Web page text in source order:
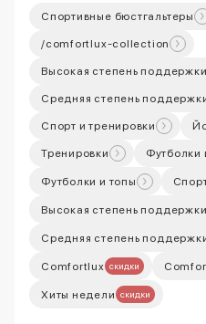
Спортивные бюстгальтеры
/comfortlux-collection
Высокая степень поддержки
Средняя степень
Спорт и тренировки
Тренировки Футболки
Футболки и топы
Высокая степень поддержки
Средняя степень
Comfortlux скидки
Хиты недели скидки